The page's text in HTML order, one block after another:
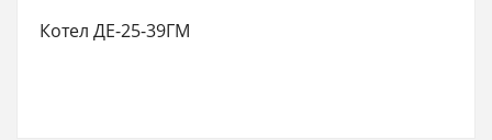
Котел ДЕ-25-39ГМ